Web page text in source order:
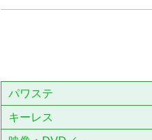
パワステ
キーレス